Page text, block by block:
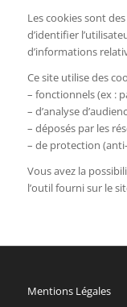
Les cookies sont
d’identifier
d’informations
Ce site utilise des
– fonctionnels (ex :
– d’analyse
– déposés par les
– de protection
Vous avez la
l’outil fourni sur le
Mentions Légales